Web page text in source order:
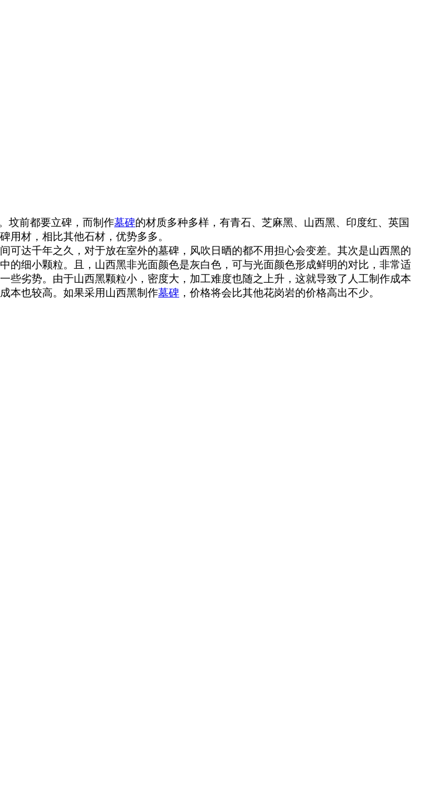
坟前都要立碑，而制作墓碑的材质多种多样，有青石、芝麻黑、山西黑、印度红、英国
用材，相比其他石材，优势多多。
达千年之久，对于放在室外的墓碑，风吹日晒的都不用担心会变差。其次是山西黑的
细小颗粒。且，山西黑非光面颜色是灰白色，可与光面颜色形成鲜明的对比，非常适
劣势。由于山西黑颗粒小，密度大，加工难度也随之上升，这就导致了人工制作成本
本也较高。如果采用山西黑制作墓碑 ，价格将会比其他花岗岩的价格高出不少。